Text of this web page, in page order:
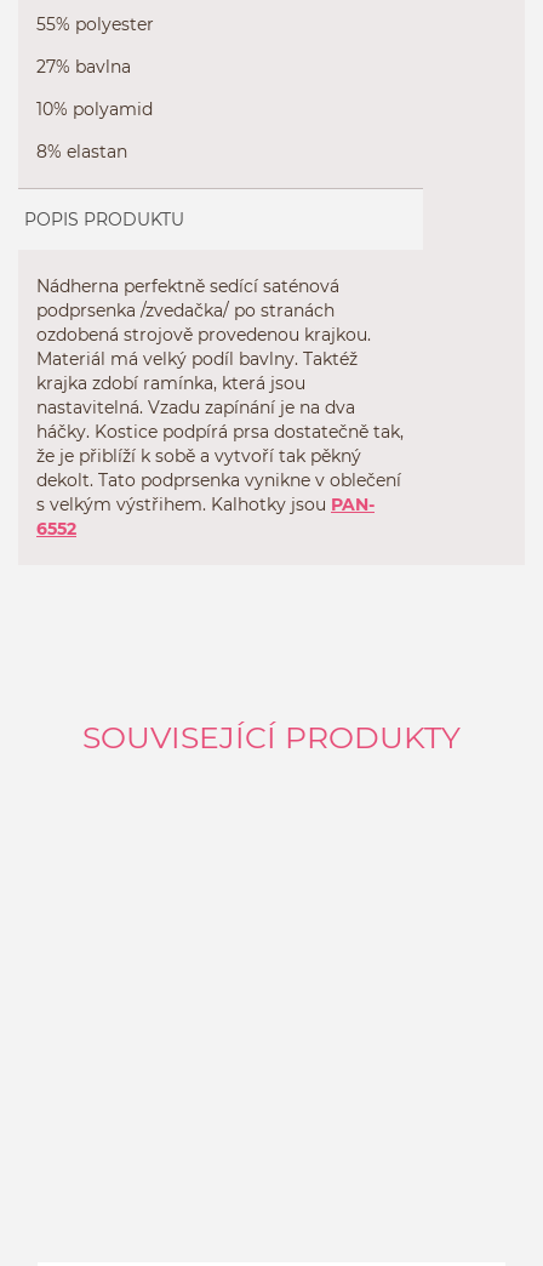
55% polyester
27% bavlna
10% polyamid
8% elastan
POPIS PRODUKTU
Nádherna perfektně sedící saténová
podprsenka /zvedačka/ po stranách
ozdobená strojově provedenou krajkou.
Materiál má velký podíl bavlny. Taktéž
krajka zdobí ramínka, která jsou
nastavitelná. Vzadu zapínání je na dva
háčky. Kostice podpírá prsa dostatečně tak,
že je přiblíží k sobě a vytvoří tak pěkný
dekolt. Tato podprsenka vynikne v oblečení
s velkým výstřihem. Kalhotky jsou PAN-
6552
SOUVISEJÍCÍ PRODUKTY